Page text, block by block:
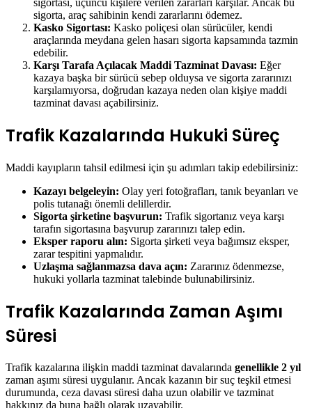
sigorta, araç sahibinin kendi zararlarını ödemez.
Kasko Sigortası: Kasko poliçesi olan sürücüler, kendi
araçlarında meydana gelen hasarı sigorta kapsamında tazmin
edebilir.
Karşı Tarafa Açılacak Maddi Tazminat Davası: Eğer
kazaya başka bir sürücü sebep olduysa ve sigorta zararınızı
karşılamıyorsa, doğrudan kazaya neden olan kişiye maddi
tazminat davası açabilirsiniz.
Trafik Kazalarında Hukuki Süreç
Maddi kayıpların tahsil edilmesi için şu adımları takip edebilirsiniz:
Kazayı belgeleyin: Olay yeri fotoğrafları, tanık beyanları ve
polis tutanağı önemli delillerdir.
Sigorta şirketine başvurun: Trafik sigortanız veya karşı
tarafın sigortasına başvurup zararınızı talep edin.
Eksper raporu alın: Sigorta şirketi veya bağımsız eksper,
zarar tespitini yapmalıdır.
Uzlaşma sağlanmazsa dava açın: Zararınız ödenmezse,
hukuki yollarla tazminat talebinde bulunabilirsiniz.
Trafik Kazalarında Zaman Aşımı
Süresi
Trafik kazalarına ilişkin maddi tazminat davalarında genellikle 2 yıl
zaman aşımı süresi uygulanır. Ancak kazanın bir suç teşkil etmesi
durumunda, ceza davası süresi daha uzun olabilir ve tazminat
hakkınız da buna bağlı olarak uzayabilir.